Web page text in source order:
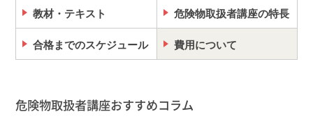
教材・テキスト 危険物取扱者講座の特長
合格までのスケジュール 費用について
危険物取扱者講座おすすめコラム